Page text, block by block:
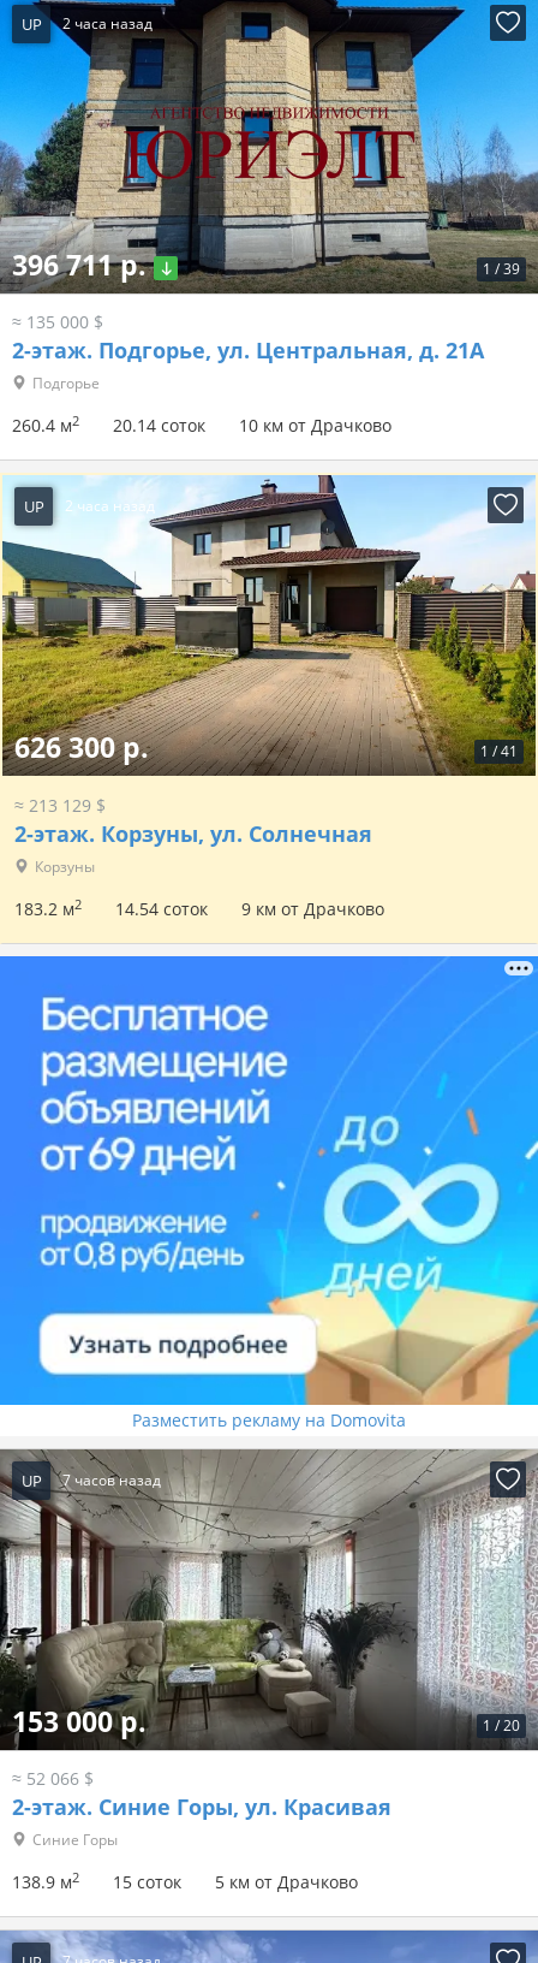
UP 2 часа назад
1 /39
396 711 р.
≈ 135 000 $
2-этаж. Подгорье, ул. Центральная, д. 21А
Подгорье
260.4 м2 20.14 соток 10 км от Драчково
UP 2 часа назад
1 /41
626 300 р.
≈ 213 129 $
2-этаж. Корзуны, ул. Солнечная
Корзуны
183.2 м2 14.54 соток 9 км от Драчково
Разместить рекламу на Domovita
UP 7 часов назад
1 /20
153 000 р.
≈ 52 066 $
2-этаж. Синие Горы, ул. Красивая
Синие Горы
138.9 м2 15 соток 5 км от Драчково